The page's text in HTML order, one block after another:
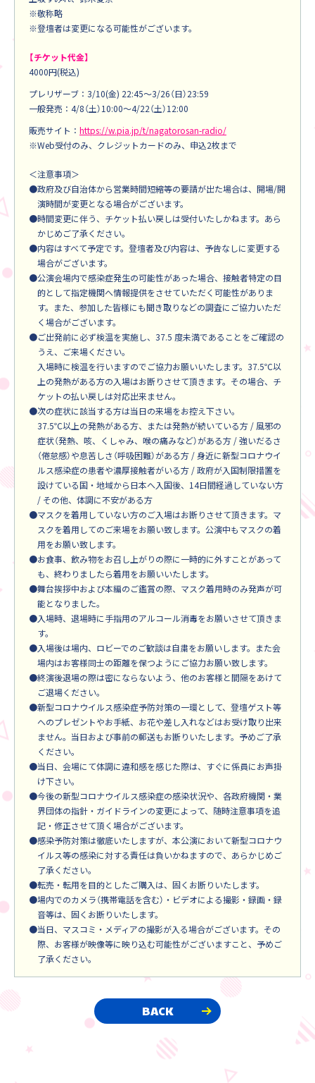
※敬称略
※登壇者は変更になる可能性がございます。
【チケット代金】
4000円(税込)
プレリザーブ：3/10(金) 22:45～3/26（日）23:59
一般発売：4/8（土）10:00～4/22（土）12:00
販売サイト： https://w.pia.jp/t/nagatorosan-radio/
※Web受付のみ、クレジットカードのみ、申込2枚まで
＜注意事項＞
●政府及び自治体から営業時間短縮等の要請が出た場合は、開場/開
演時間が変更となる場合がございます。
●時間変更に伴う、チケット払い戻しは受付いたしかねます。あら
かじめご了承ください。
●内容はすべて予定です。登壇者及び内容は、予告なしに変更する
場合がございます。
●公演会場内で感染症発生の可能性があった場合、接触者特定の目
的として指定機関へ情報提供をさせていただく可能性がありま
す。また、参加した皆様にも聞き取りなどの調査にご協力いただ
く場合がございます。
●ご出発前に必ず検温を実施し、37.5 度未満であることをご確認の
うえ、ご来場ください。
入場時に検温を行いますのでご協力お願いいたします。37.5℃以
上の発熱がある方の入場はお断りさせて頂きます。その場合、チ
ケットの払い戻しは対応出来ません。
●次の症状に該当する方は当日の来場をお控え下さい。
37.5℃以上の発熱がある方、または発熱が続いている方 / 風邪の
症状（発熱、咳、くしゃみ、喉の痛みなど）がある方 / 強いだるさ
（倦怠感）や息苦しさ（呼吸困難）がある方 / 身近に新型コロナウイ
ルス感染症の患者や濃厚接触者がいる方 / 政府が入国制限措置を
設けている国・地域から日本へ入国後、14日間経過していない方
/ その他、体調に不安がある方
●マスクを着用していない方のご入場はお断りさせて頂きます。マ
スクを着用してのご来場をお願い致します。公演中もマスクの着
用をお願い致します。
●お食事、飲み物をお召し上がりの際に一時的に外すことがあって
も、終わりましたら着用をお願いいたします。
●舞台挨拶中および本編のご鑑賞の際、マスク着用時のみ発声が可
能となりました。
●⼊場時、退場時に⼿指⽤のアルコール消毒をお願いさせて頂きま
す。
●入場後は場内、ロビーでのご歓談は⾃粛をお願いします。また会
場内はお客様同士の距離を保つようにご協力お願い致します。
●終演後退場の際は密にならないよう、他のお客様と間隔をあけて
ご退場ください。
●新型コロナウイルス感染症予防対策の一環として、登壇ゲスト等
へのプレゼントやお手紙、お花や差し入れなどはお受け取り出来
ません。当日および事前の郵送もお断りいたします。予めご了承
ください。
●当日、会場にて体調に違和感を感じた際は、すぐに係員にお声掛
け下さい。
●今後の新型コロナウイルス感染症の感染状況や、各政府機関・業
界団体の指針・ガイドラインの変更によって、随時注意事項を追
記・修正させて頂く場合がございます。
●感染予防対策は徹底いたしますが、本公演において新型コロナウ
イルス等の感染に対する責任は負いかねますので、あらかじめご
了承ください。
●転売・転用を目的としたご購入は、固くお断りいたします。
●場内でのカメラ（携帯電話を含む）・ビデオによる撮影・録画・録
音等は、固くお断りいたします。
●当日、マスコミ・メディアの撮影が入る場合がございます。その
際、お客様が映像等に映り込む可能性がございますこと、予めご
了承ください。
BACK